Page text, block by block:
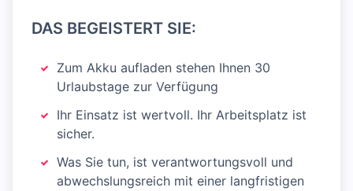
DAS BEGEISTERT SIE:
Zum Akku aufladen stehen Ihnen 30
Urlaubstage zur Verfügung
Ihr Einsatz ist wertvoll. Ihr Arbeitsplatz ist
sicher.
Was Sie tun, ist verantwortungsvoll und
abwechslungsreich mit einer langfristigen